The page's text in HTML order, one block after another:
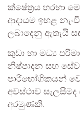
ක්ෂේත්‍රය හරහා
ආදායම ඉහළ
ලබාදෙනු ඇතැයි
කුඩා හා මධ්‍ය
නිෂ්පාදන සහ
පාරිභෝගිකයන්
අවස්ථාව
අරමුණකි.